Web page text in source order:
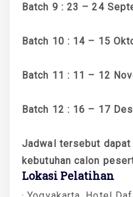
Batch 9 : 23 – 24
Batch 10 : 14 – 15
Batch 11 : 11 – 12
Batch 12 : 16 – 17
Jadwal tersebut
kebutuhan calon
Lokasi Pelatihan